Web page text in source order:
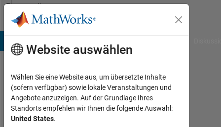
Weiter zum Inhalt
Community
Profile
Christian
Last
seen:
23
Website auswählen
Wählen Sie eine Website aus, um übersetzte Inhalte
(sofern verfügbar) sowie lokale Veranstaltungen und
Angebote anzuzeigen. Auf der Grundlage Ihres
Standorts empfehlen wir Ihnen die folgende Auswahl:
United States.